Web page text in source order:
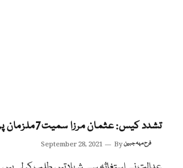
تشدد کیس: عثمان مرزا سمیت7ملزمان پر فرد جرم عائد
September 28, 2021 Byفرح مہہ جبین